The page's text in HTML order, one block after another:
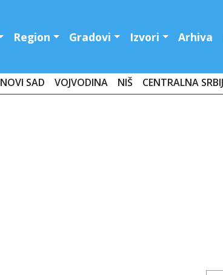
Region Gradovi Izvori Arhiva
NOVI SAD VOJVODINA NIŠ CENTRALNA